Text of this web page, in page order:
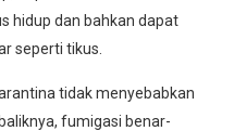
hidup dan bahkan dapat
seperti tikus.
tidak menyebabkan
fumigasi benar-